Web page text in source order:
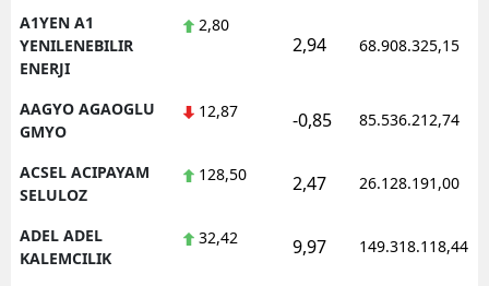
Elazığ
Eskişehir
A1YEN A1
YENILENEBILIR
ENERJI
2,80
2,94 68.908.325,15
AAGYO AGAOGLU
GMYO
12,87 -0,85 85.536.212,74
ACSEL ACIPAYAM
SELULOZ
128,50 2,47 26.128.191,00
ADEL ADEL
KALEMCILIK
32,42 9,97 149.318.118,44